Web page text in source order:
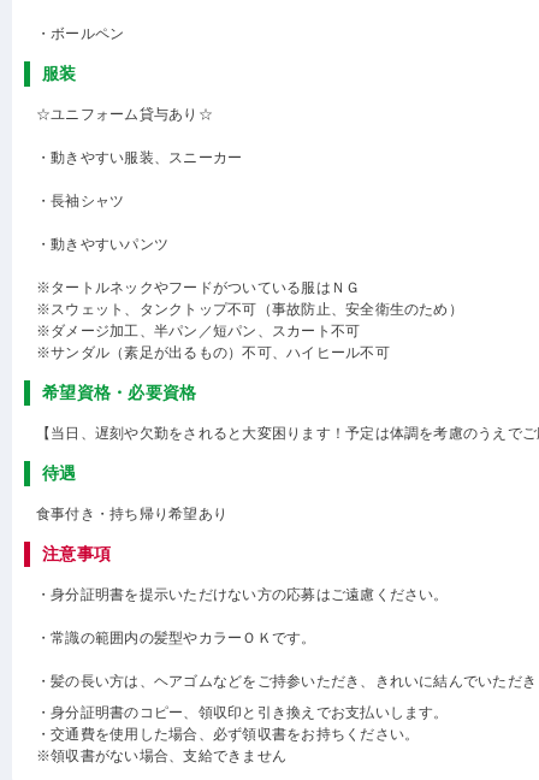
・ボールペン
服装
☆ユニフォーム貸与あり☆
・動きやすい服装、スニーカー
・長袖シャツ
・動きやすいパンツ
※タートルネックやフードがついている服はＮＧ
※スウェット、タンクトップ不可（事故防止、安全衛生のため）
※ダメージ加工、半パン／短パン、スカート不可
※サンダル（素足が出るもの）不可、ハイヒール不可
希望資格・必要資格
【当日、遅刻や欠勤をされると大変困ります！予定は体調を考慮のうえで
待遇
食事付き・持ち帰り希望あり
注意事項
・身分証明書を提示いただけない方の応募はご遠慮ください。
・常識の範囲内の髪型やカラーＯＫです。
・髪の長い方は、ヘアゴムなどをご持参いただき、きれいに結んでいただ
・身分証明書のコピー、領収印と引き換えでお支払いします。
・交通費を使用した場合、必ず領収書をお持ちください。
※領収書がない場合、支給できません